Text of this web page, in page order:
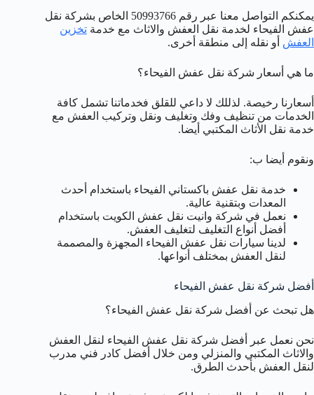
يمكنكم التواصل معنا عبر رقم 50993766 الخاص بشركة نقل
عفش الفيحاء لخدمة نقل العفش والاثاث مع خدمة تخزين
العفش أو نقله إلى منطقة أخرى.
ما هي أسعار شركة نقل عفش الفيحاء؟
أسعارنا رخيصة. لذللك لا داعي للقلق فخدماتنا تشمل كافة
الخدمات من تنظيف وفك وتغليف ونقل وتركيب العفش مع
خدمة نقل الأثاث المكتبي أيضا.
ونقوم أيضا ب:
خدمة نقل عفش باكستاني الفيحاء باستخدام أحدث
المعدات وبتقنية عالية.
نعمل في شركة وانيت نقل عفش الكويت باستخدام
أفضل أنواع التغليف لتغليف العفش.
لدينا سيارات نقل عفش الفيحاء المجهزة والمصممة
لنقل العفش بمختلف أنواعها.
أفضل شركة نقل عفش الفيحاء
هل تبحث عن أفضل شركة نقل عفش الفيحاء؟
نحن نعمل عبر أفضل شركة نقل عفش الفيحاء لنقل العفش
والاثاث المكتبي والمنزلي ومن خلال أفضل كادر فني مدرب
لنقل العفش بأحدث الطرق.